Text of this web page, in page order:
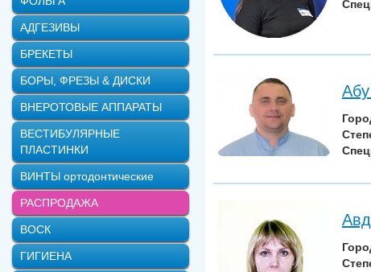
АДГЕЗИВЫ
БРЕКЕТЫ
БОРЫ, ФРЕЗЫ & ДИСКИ
ВНЕРОТОВЫЕ АППАРАТЫ
ВЕСТИБУЛЯРНЫЕ
ПЛАСТИНКИ
ВИНТЫ ортодонтические
РАСПРОДАЖА
ВОСК
ГИГИЕНА